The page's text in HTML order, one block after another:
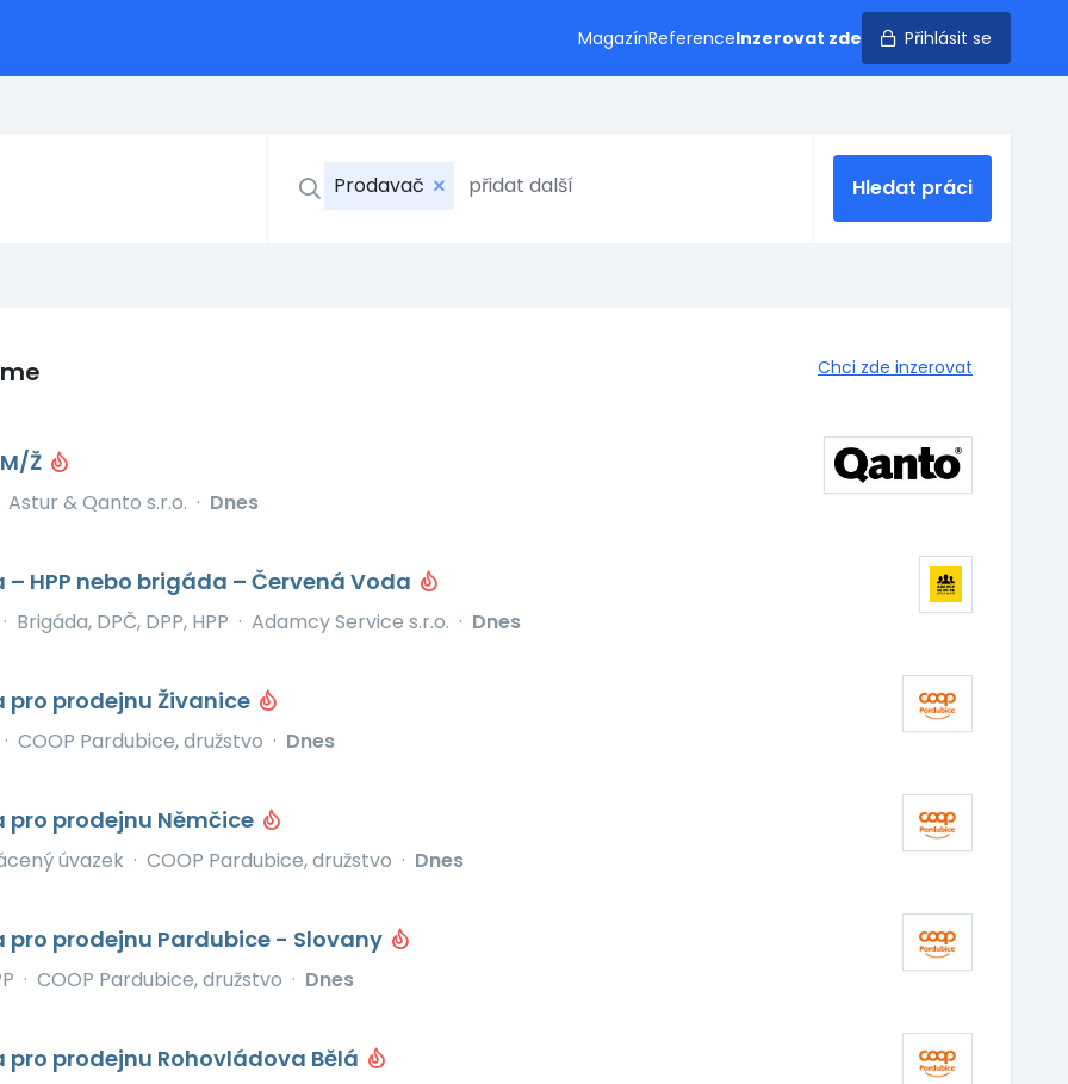
MagazínReferenceInzerovat zde Přihlásit se
Prodavač Hledat práci
Chci zde inzerovat
Ž
Astur & Qanto s.r.o. · Dnes
HPP nebo brigáda – Červená Voda
· Brigáda, DPČ, DPP, HPP · Adamcy Service s.r.o. · Dnes
prodejnu Živanice
· COOP Pardubice, družstvo · Dnes
prodejnu Němčice
úvazek · COOP Pardubice, družstvo · Dnes
prodejnu Pardubice - Slovany
· COOP Pardubice, družstvo · Dnes
prodejnu Rohovládova Bělá